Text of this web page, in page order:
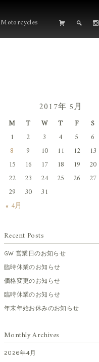
Motorcycles
2017年 5月
M T W T F S
« 4月
1 2 3 4 5 6
8
9 10 11 12 13
15
16 17 18 19 20
22
23 24 25 26 27
29
30 31
Recent Posts
GW 営業日のお知らせ
臨時休業のお知らせ
価格変更のお知らせ
臨時休業のお知らせ
年末年始お休みのお知らせ
Monthly Archives
2026年4月